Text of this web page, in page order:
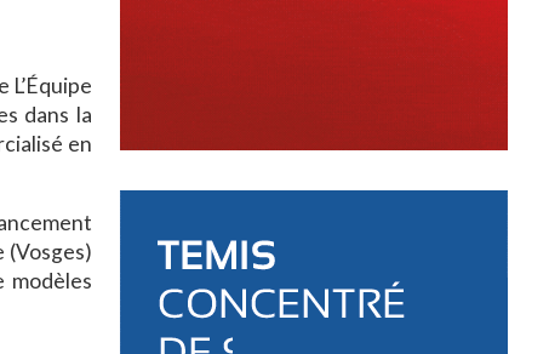
dans la
en
(Vosges)
modèles